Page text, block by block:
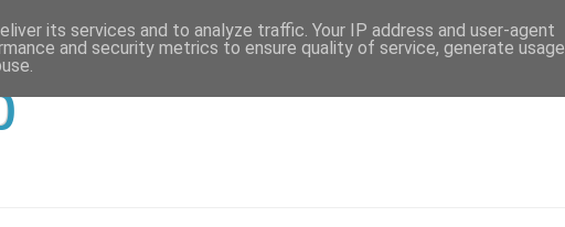
its services and to analyze traffic. Your IP address and user-agent
and security metrics to ensure quality of service, generate usage